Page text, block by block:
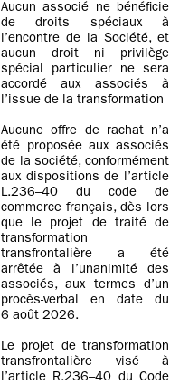
Aucun associé ne bénéficie
de droits spéciaux à
l’encontre de la Société, et
aucun droit ni privilège
spécial particulier ne sera
accordé aux associés à
l’issue de la transformation
Aucune offre de rachat n’a
été proposée aux associés
de la société, conformément
aux dispositions de l’article
L.236–40 du code de
commerce français, dès lors
que le projet de traité de
transformation
transfrontalière a été
arrêtée à l’unanimité des
associés, aux termes d’un
procès-verbal en date du
6 août 2026.
Le projet de transformation
transfrontalière visé à
l’article R.236–40 du Code